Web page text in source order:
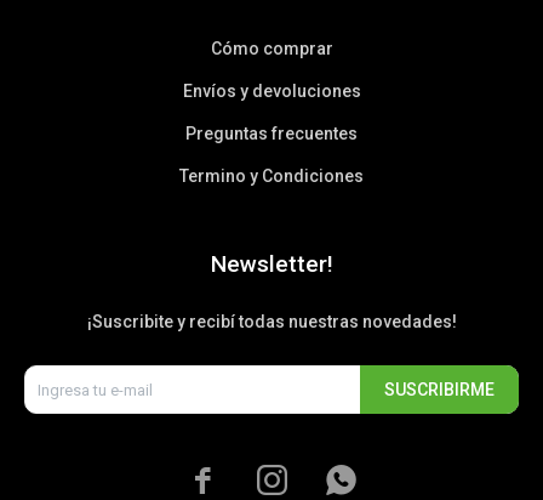
Cómo comprar
Envíos y devoluciones
Preguntas frecuentes
Termino y Condiciones
Newsletter!
¡Suscribite y recibí todas nuestras novedades!
SUSCRIBIRME
  